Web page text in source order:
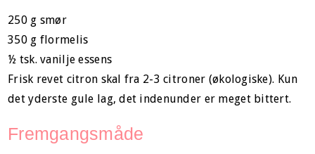
250 g smør
350 g flormelis
½ tsk. vanilje essens
Frisk revet citron skal fra 2-3 citroner (økologiske). Kun
det yderste gule lag, det indenunder er meget bittert.
Fremgangsmåde